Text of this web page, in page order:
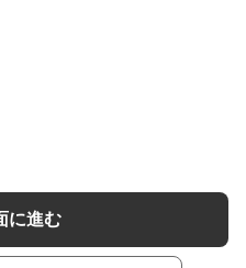
に進む